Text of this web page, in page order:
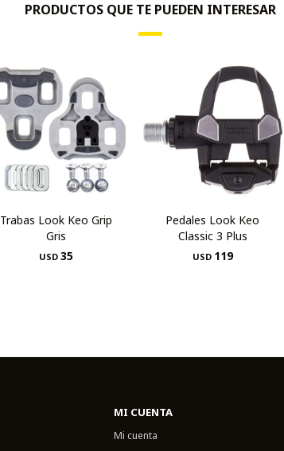
PRODUCTOS QUE TE PUEDEN INTERESAR
Trabas Look Keo Grip
Gris
USD 35
Pedales Look Keo
Classic 3 Plus
USD 119
MI CUENTA
Mi cuenta